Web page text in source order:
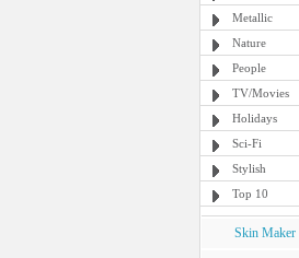
Metallic
Nature
People
TV/Movies
Holidays
Sci-Fi
Stylish
Top 10
Skin Maker